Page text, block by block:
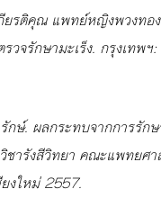
ยรติคุณ แพทย์หญิงพวงทอ
วจรักษามะเร็ง. กรุงเทพฯ
ษ์. ผลกระทบจากการรักษ
ชารังสีวิทยา คณะแพทยศา
งใหม่ 2557.